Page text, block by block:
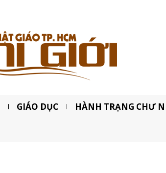
GIÁO DỤC HÀNH TRẠNG CHƯ